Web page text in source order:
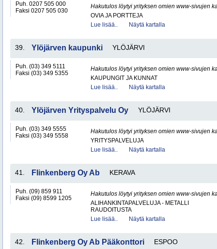
Puh. 0207 505 000
Faksi 0207 505 030
Hakutulos löytyi yrityksen omien www-sivujen
OVIA JA PORTTEJA
Lue lisää..
Näytä kartalla
39. Ylöjärven kaupunki YLÖJÄRVI
Puh. (03) 349 5111
Faksi (03) 349 5355
Hakutulos löytyi yrityksen omien www-sivujen
KAUPUNGIT JA KUNNAT
Lue lisää..
Näytä kartalla
40. Ylöjärven Yrityspalvelu Oy YLÖJÄRVI
Puh. (03) 349 5555
Faksi (03) 349 5558
Hakutulos löytyi yrityksen omien www-sivujen
YRITYSPALVELUJA
Lue lisää..
Näytä kartalla
41. Flinkenberg Oy Ab KERAVA
Puh. (09) 859 911
Faksi (09) 8599 1205
Hakutulos löytyi yrityksen omien www-sivujen
ALIHANKINTAPALVELUJA - METALLI
RAUDOITUSTA
Lue lisää..
Näytä kartalla
42. Flinkenberg Oy Ab Pääkonttori ESPOO